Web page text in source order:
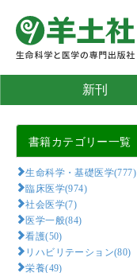
新刊
書籍カテゴリー一覧
生命科学・基礎医学(777)
臨床医学(974)
社会医学(7)
医学一般(84)
看護(50)
リハビリテーション(80)
栄養(49)